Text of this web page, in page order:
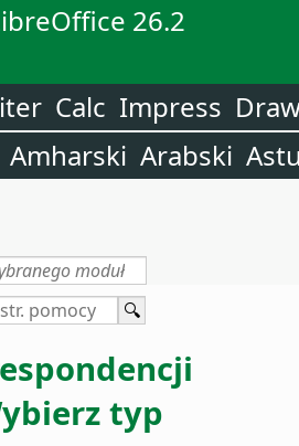
26.2
Calc Impress
Amharski Arabski
typ